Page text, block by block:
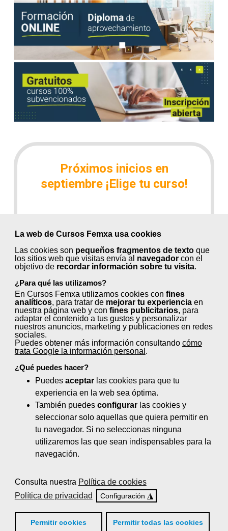
La web de Cursos Femxa usa cookies
Las cookies son pequeños fragmentos de textoque
los sitios web que visitas envía al navegadorcon el
objetivo de recordar información sobre tu visita.
¿Para qué las utilizamos?
En Cursos Femxa utilizamos cookies con fines
analíticos, para tratar de mejorar tu experienciaen
nuestra página web y con fines publicitarios, para
adaptar el contenido a tus gustos y personalizar
nuestros anuncios, marketing y publicaciones en redes
sociales.
Puedes obtener más información consultando cómo
trata Google la información personal .
¿Qué puedes hacer?
Puedes aceptarlas cookies para que tu
experiencia en la web sea óptima.
También puedes configurarlas cookies y
seleccionar solo aquellas que quiera permitir en
tu navegador. Si no seleccionas ninguna
utilizaremos las que sean indispensables para la
navegación.
Consulta nuestra Política de cookies
Política de privacidad
Configuración ◮
Permitir cookies Permitir todas las cookies
Próximos inicios en
septiembre ¡Elige tu curso!
procesos (30 horas)
Fidelización y retención de clientes (24
horas)
Gestión de comunidades virtuales (100
horas)
Herramientas en internet: comercio
electrónico (80 horas)
Marketing digital: diseño web,
herramientas, estrategias y gestión (55
horas)
Negocios online y comercio
electrónico (80 horas)
Neuromarketing (35 horas)
Organización de eventos y protocolo (65
Posicionamiento en buscadores (50
Proyectos de decoración comercial (80